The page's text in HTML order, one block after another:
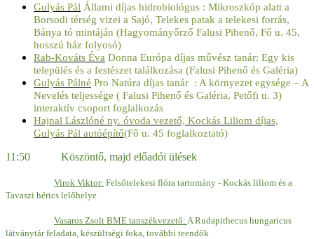
Gulyás Pál Állami díjas hidrobiológus : Mikroszkóp alatt a
Borsodi térség vizei a Sajó, Telekes patak a telekesi forrás,
Bánya tó mintáján (Hagyományőrző Falusi Pihenő, Fő u. 45,
hosszú ház folyosó)
Rab-Kováts Éva Donna Európa díjas művész tanár: Egy kis
település és a festészet találkozása (Falusi Pihenő és Galéria)
Gulyás Pálné Pro Natúra díjas tanár : A környezet egysége – A
Nevelés teljessége ( Falusi Pihenő és Galéria, Petőfi u. 3)
interaktív csoport foglalkozás
Hajnal Lászlóné ny. óvoda vezető, Kockás Liliom díjas,
Gulyás Pál autóépítő(Fő u. 45 foglalkoztató)
11:50 Köszöntő, majd előadói ülések
Virok Viktor: Felsőtelekesi flóra tartomány - Kockás liliom és a
Tavaszi hérics lelőhelye
Vasaros Zsolt BME tanszékvezető: A Rudapithecus hungaricus
látványtár feladata, készültségi foka, további teendők